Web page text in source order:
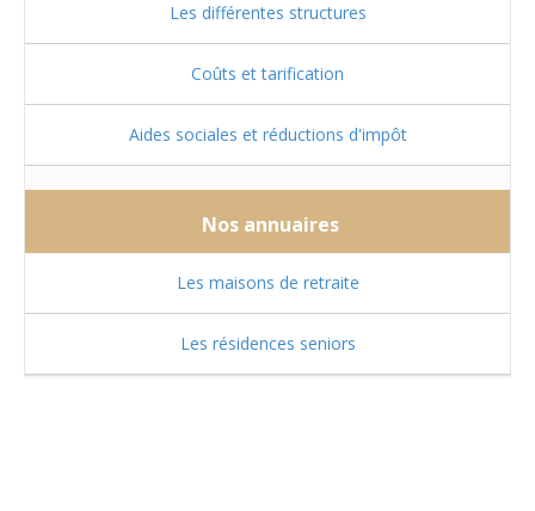
Les différentes structures
Coûts et tarification
Aides sociales et réductions d'impôt
Nos annuaires
Les maisons de retraite
Les résidences seniors